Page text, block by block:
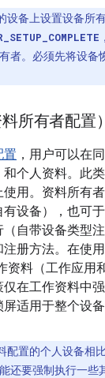
设备上设置设备所
者。必须先将设备
所有者配置）
置 ，用户可以在
个人资料。此
用。资料所有
设备），也可
自带设备类型
册方法。在使
资料（工作应用
在工作资料中
适用于整个设备
配置的个人设备相
还要强制执行一些